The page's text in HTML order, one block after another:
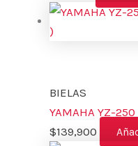
BIELAS
YAMAHA YZ-
$139,900